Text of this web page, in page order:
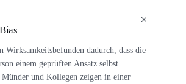
Wirksamkeitsbefunden dadurch, dass die
einem geprüften Ansatz selbst
und Kollegen zeigen in einer